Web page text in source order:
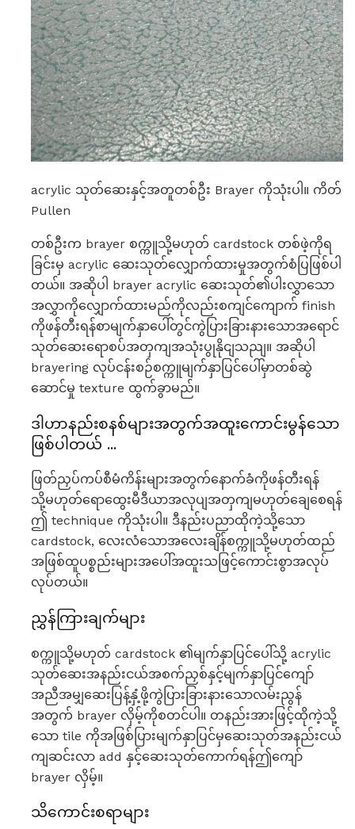
acrylic သုတ်ဆေးနှင့်အတူတစ်ဦး Brayer ကိုသုံးပါ။ ကိတ်
Pullen
တစ်ဦးက brayer စက္ကူသို့မဟုတ် cardstock တစ်ဖဲ့ကိုရ
ခြင်းမှ acrylic ဆေးသုတ်လျှောက်ထားမှုအတွက်စံပြဖြစ်ပါ
တယ်။ အဆိုပါ brayer acrylic ဆေးသုတ်၏ပါးလွှာသော
အလွှာကိုလျှောက်ထားမည်ကိုလည်းစကျင်ကျောက် finish
ကိုဖန်တီးရန်စာမျက်နှာပေါ်တွင်ကွဲပြားခြားနားသောအရောင်
သုတ်ဆေးရောစပ်အတှကျအသုံးပွုနိုငျသညျ။ အဆိုပါ
brayering လုပ်ငန်းစဉ်စက္ကူမျက်နှာပြင်ပေါ်မှာတစ်ဆွဲ
ဆောင်မှု texture ထွက်ခွာမည်။
ဒါဟာနည်းစနစ်များအတွက်အထူးကောင်းမွန်သော
ဖြစ်ပါတယ် ...
ဖြတ်ညှပ်ကပ်စီမံကိန်းများအတွက်နောက်ခံကိုဖန်တီးရန်
သို့မဟုတ်ရောထွေးမီဒီယာအလုပျအတှကျမဟုတ်ချေစေရန်
ဤ technique ကိုသုံးပါ။ ဒီနည်းပညာထိုကဲ့သို့သော
cardstock, လေးလံသောအလေးချိန်စက္ကူသို့မဟုတ်ထည်
အဖြစ်ထူပစ္စည်းများအပေါ်အထူးသဖြင့်ကောင်းစွာအလုပ်
လုပ်တယ်။
ညွှန်ကြားချက်များ
စက္ကူသို့မဟုတ် cardstock ၏မျက်နှာပြင်ပေါ်သို့ acrylic
သုတ်ဆေးအနည်းငယ်အစက်ညှစ်နှင့်မျက်နှာပြင်ကျော်
အညီအမျှဆေးပြန့်နှံ့ဖို့ကွဲပြားခြားနားသောလမ်းညွန်
အတွက် brayer လှိမ့်ကိုစတင်ပါ။ တနည်းအားဖြင့်ထိုကဲ့သို့
သော tile ကိုအဖြစ်ပြားမျက်နှာပြင်မှဆေးသုတ်အနည်းငယ်
ကျဆင်းလာ add နှင့်ဆေးသုတ်ကောက်ရန်ဤကျော်
brayer လှိမ့်။
သိကောင်းစရာများ